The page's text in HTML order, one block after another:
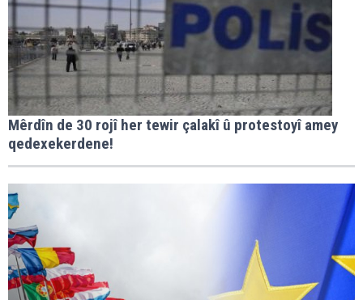
Mêrdîn de 30 rojî her tewir çalakî û protestoyî amey
qedexekerdene!